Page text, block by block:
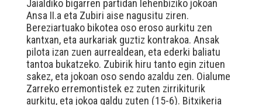
Jaialdiko bigarren partidan lehenbiziko jokoan
Ansa II.a eta Zubiri aise nagusitu ziren.
Bereziartuako bikotea oso eroso aurkitu zen
kantxan, eta aurkariak guztiz kontrakoa. Ansak
pilota izan zuen aurrealdean, eta ederki baliatu
tantoa bukatzeko. Zubirik hiru tanto egin zituen
sakez, eta jokoan oso sendo azaldu zen. Oialume
Zarreko erremontistek ez zuten zirrikiturik
aurkitu, eta jokoa galdu zuten (15-6). Bitxikeria